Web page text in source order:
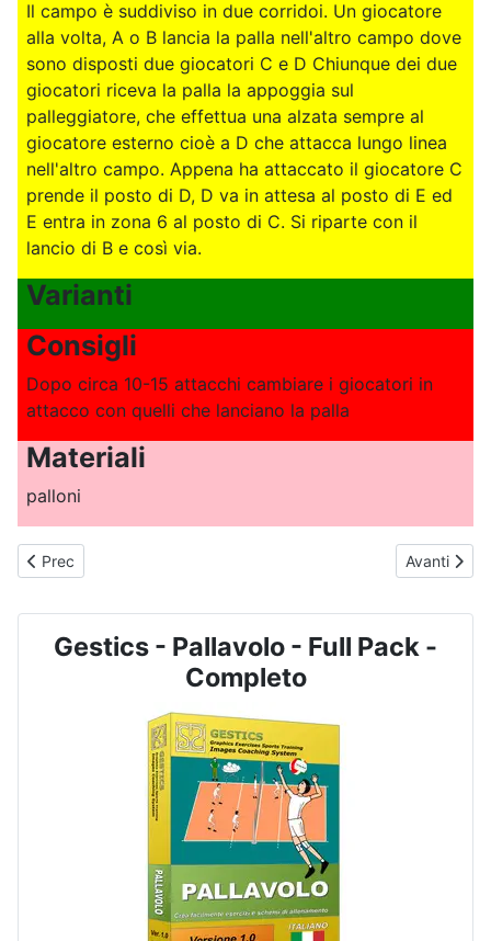
Il campo è suddiviso in due corridoi. Un giocatore
alla volta, A o B lancia la palla nell'altro campo dove
sono disposti due giocatori C e D Chiunque dei due
giocatori riceva la palla la appoggia sul
palleggiatore, che effettua una alzata sempre al
giocatore esterno cioè a D che attacca lungo linea
nell'altro campo. Appena ha attaccato il giocatore C
prende il posto di D, D va in attesa al posto di E ed
E entra in zona 6 al posto di C. Si riparte con il
lancio di B e così via.
Varianti
Consigli
Dopo circa 10-15 attacchi cambiare i giocatori in
attacco con quelli che lanciano la palla
Materiali
palloni
Articolo precedente: PALLAVOLO - N. 2006 - Appoggio, alzata
Prec Articolo
Avanti
Gestics - Pallavolo - Full Pack -
Completo